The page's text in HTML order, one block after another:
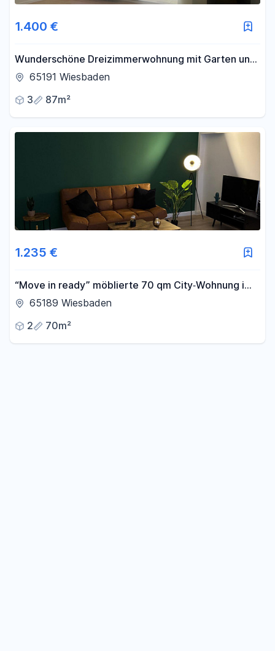
1.400 €
Wunderschöne Dreizimmerwohnung mit Garten und
Terrasse
65191 Wiesbaden
3
87m²
1.235 €
“Move in ready” möblierte 70 qm City‑Wohnung im
Herzen von Wiesbaden (ab 01.09)
65189 Wiesbaden
2
70m²